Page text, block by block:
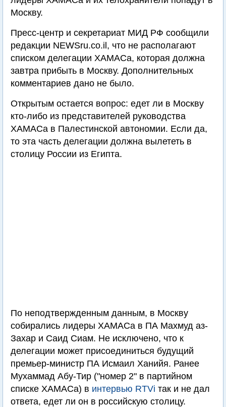
Москву.
Пресс-центр и секретариат МИД РФ сообщили
редакции NEWSru.co.il, что не располагают
списком делегации ХАМАСа, которая должна
завтра прибыть в Москву. Дополнительных
комментариев дано не было.
Открытым остается вопрос: едет ли в Москву
кто-либо из представителей руководства
ХАМАСа в Палестинской автономии. Если да,
то эта часть делегации должна вылететь в
столицу России из Египта.
По неподтвержденным данным, в Москву
собирались лидеры ХАМАСа в ПА Махмуд аз-
Захар и Саид Сиам. Не исключено, что к
делегации может присоединиться будущий
премьер-министр ПА Исмаил Ханийя. Ранее
Мухаммад Абу-Тир ("номер 2" в партийном
списке ХАМАСа) в интервью RTVi так и не дал
ответа, едет ли он в российскую столицу.